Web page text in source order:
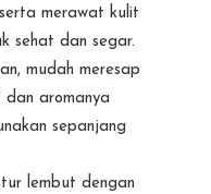
merawat kulit
sehat dan segar.
mudah meresap
aromanya
sepanjang
lembut dengan